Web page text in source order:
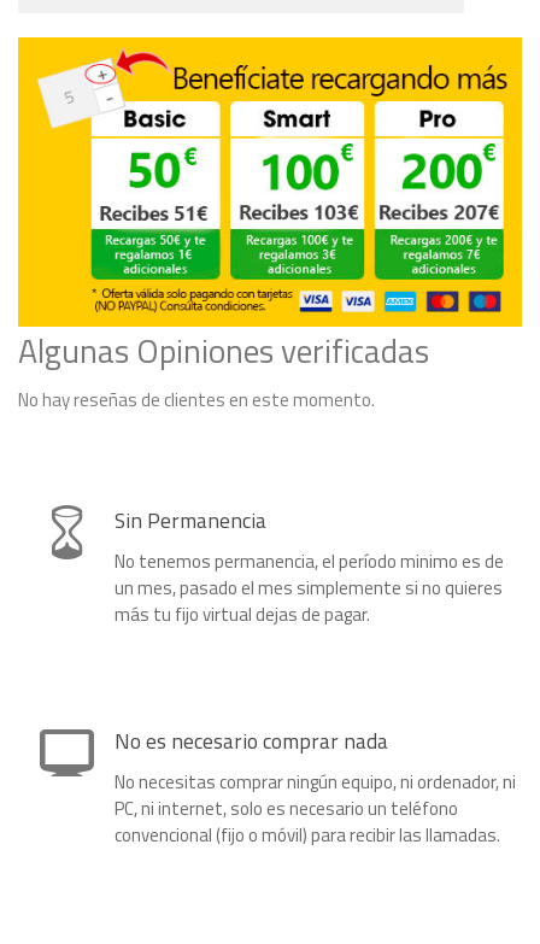
Algunas Opiniones verificadas
No hay reseñas de clientes en este momento.
Sin Permanencia
No tenemos permanencia, el período minimo es de
un mes, pasado el mes simplemente si no quieres
más tu fijo virtual dejas de pagar.
No es necesario comprar nada
No necesitas comprar ningún equipo, ni ordenador, ni
PC, ni internet, solo es necesario un teléfono
convencional (fijo o móvil) para recibir las llamadas.